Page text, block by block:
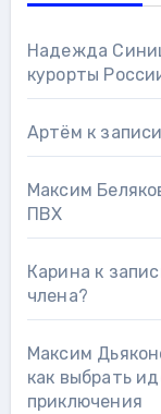
Надежда
курорты
Артём к записи
Максим
ПВХ
Карина к
члена?
Максим
как выбрать
приключения